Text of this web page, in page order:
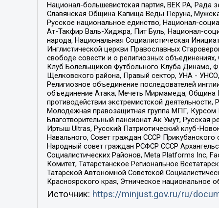
Национал-большевистская партия, ВЕК РА, Рада
Славянская Община Капища Веды Перуна,
Русское национальное единство, Национал-
Ат-Такфир Валь-Хиджра, Пит Буль, Национал-
народа, Национальная Социалистическая
Инглистической церкви Православных
свободе совести и о религиозных
Клуб Болельщиков Футбольного Клуба Динамо,
Щелковского района, Правый сектор, УНА - УНСО,
Религиозное объединение последователей
объединение Атака, Мечеть Мирмамеда, Община
противодействии экстремистской
Молодежная правозащитная группа МПГ, Курсом
Благотворительный пансионат Ак Умут, Русская
Иртыш Ultras, Русский Патриотический клуб-
Навального, Совет граждан СССР
Народный совет граждан РСФСР СССР
Социалистических Районов, Meta Platforms Inc,
Комитет, Татарстанское Региональное
Татарской Автономной Советской
Красноярского края, Этническое национальное
Источник: https://minjust.gov.ru/ru/